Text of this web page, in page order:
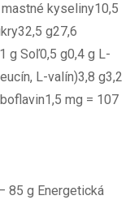
kyseliny10,5
g27,6
g Soľ0,5 g0,4 g L-
L-valín)3,8 g3,2
mg = 107
85 g Energetická